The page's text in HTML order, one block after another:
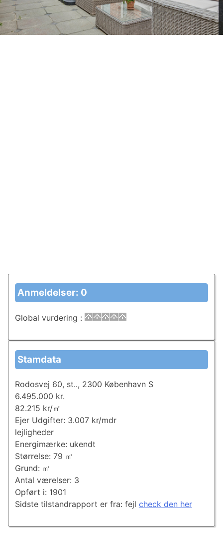
Anmeldelser: 0
Global vurdering :
Stamdata
Rodosvej 60, st.., 2300 København S
6.495.000 kr.
82.215 kr/㎡
Ejer Udgifter: 3.007 kr/mdr
lejligheder
Energimærke: ukendt
Størrelse: 79 ㎡
Grund: ㎡
Antal værelser: 3
Opført i: 1901
Sidste tilstandrapport er fra: fejl check den her